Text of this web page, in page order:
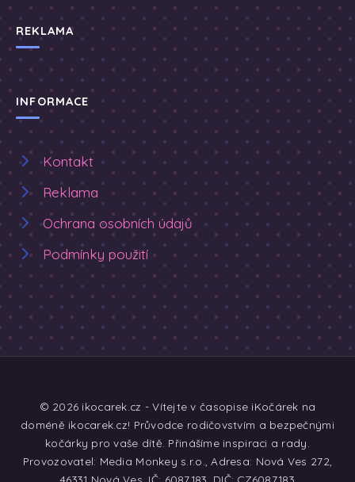
REKLAMA
INFORMACE
Kontakt
Reklama
Ochrana osobních údajů
Podmínky použití
© 2026 ikocarek.cz - Vítejte v časopise iKočárek na
doméně ikocarek.cz! Průvodce rodičovstvím a bezpečnými
kočárky pro vaše dítě. Přinášíme inspiraci a rady.
Provozovatel: Media Monkey s.r.o., Adresa: Nová Ves 272,
46331 Nová Ves, IČ: 6087183, DIČ: CZ6087183